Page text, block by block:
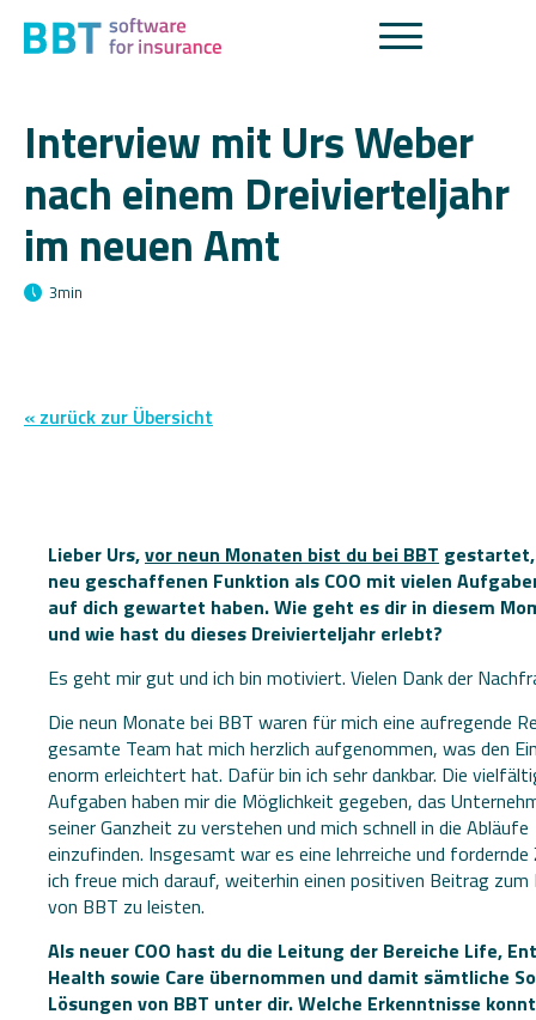
Interview mit Urs Weber
nach einem Dreivierteljahr
im neuen Amt
3min
« zurück zur Übersicht
Lieber Urs,vor neun Monaten bist du bei BBT
neu geschaffenen Funktion als COO mit vielen
auf dich gewartet haben. Wie geht es dir in diesem
und wie hast du dieses Dreivierteljahr erlebt?
Es geht mir gut und ich bin motiviert. Vielen Dank der
Die neun Monate bei BBT waren für mich eine aufregende
gesamte Team hat mich herzlich aufgenommen, was den
enorm erleichtert hat. Dafür bin ich sehr dankbar. Die
Aufgaben haben mir die Möglichkeit gegeben, das
seiner Ganzheit zu verstehen und mich schnell in die Abläufe
einzufinden. Insgesamt war es eine lehrreiche und fordernde
ich freue mich darauf, weiterhin einen positiven Beitrag
von BBT zu leisten.
Als neuer COO hast du die Leitung der Bereiche Life,
Health sowie Care übernommen und damit sämtliche
Lösungen von BBT unter dir. Welche Erkenntnisse